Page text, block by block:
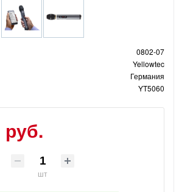
0802-07
Yellowtec
Германия
YT5060
руб.
шт